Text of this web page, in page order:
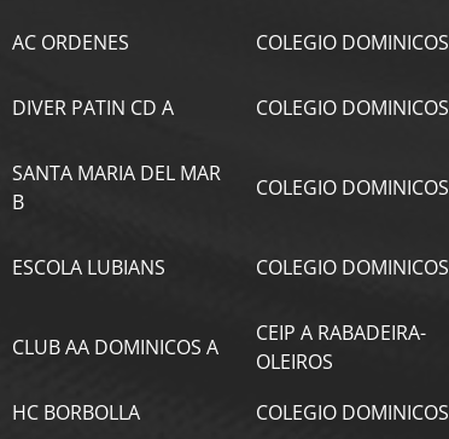
AC ORDENES COLEGIO DOMINICOS
DIVER PATIN CD A COLEGIO DOMINICOS
SANTA MARIA DEL MAR
B
COLEGIO DOMINICOS
ESCOLA LUBIANS COLEGIO DOMINICOS
CLUB AA DOMINICOS A
CEIP A RABADEIRA-
OLEIROS
HC BORBOLLA COLEGIO DOMINICOS